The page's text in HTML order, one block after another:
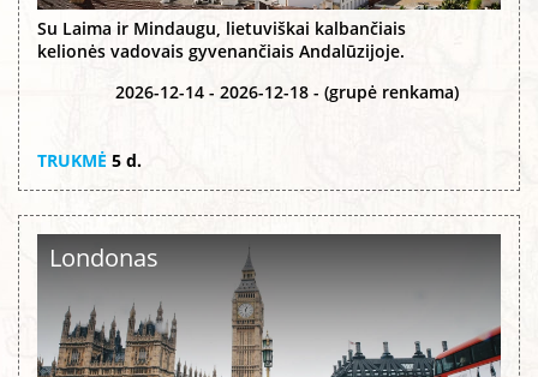
Su Laima ir Mindaugu, lietuviškai kalbančiais
kelionės vadovais gyvenančiais Andalūzijoje.
2026-12-14 - 2026-12-18 - (grupė renkama)
TRUKMĖ 5 d.
Londonas